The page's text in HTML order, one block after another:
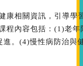
康相關資訊，引導學
程內容包括：(1)老
。(4)慢性病防治與